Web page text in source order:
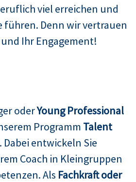
viel erreichen und
führen. Denn wir vertrauen
Ihr Engagement!
oderYoung Professional
Programm Talent
entwickeln Sie
Coach in Kleingruppen
Als Fachkraft oder